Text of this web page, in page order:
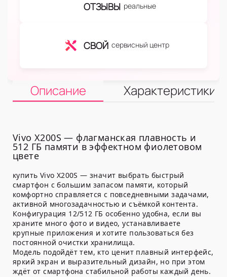
ОТЗЫВЫ реальные
СВОЙ сервисный центр
Описание Характеристики
Vivo X200S — флагманская плавность и
512 ГБ памяти в эффектном фиолетовом
цвете
купить Vivo X200S — значит выбрать быстрый
смартфон с большим запасом памяти, который
комфортно справляется с повседневными задачами,
активной многозадачностью и съёмкой контента.
Конфигурация 12/512 ГБ особенно удобна, если вы
храните много фото и видео, устанавливаете
крупные приложения и хотите пользоваться без
постоянной очистки хранилища.
Модель подойдёт тем, кто ценит плавный интерфейс,
яркий экран и выразительный дизайн, но при этом
ждёт от смартфона стабильной работы каждый день.